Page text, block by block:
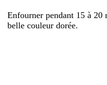
Enfourner pendant 15 à
belle couleur dorée.